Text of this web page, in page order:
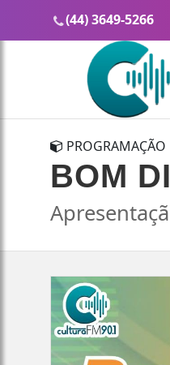
(44) 3649-5266
BOM